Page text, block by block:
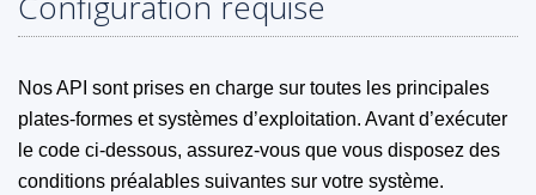
Nos API sont prises en charge sur toutes les principales
plates-formes et systèmes d’exploitation. Avant d’exécuter
le code ci-dessous, assurez-vous que vous disposez des
conditions préalables suivantes sur votre système.